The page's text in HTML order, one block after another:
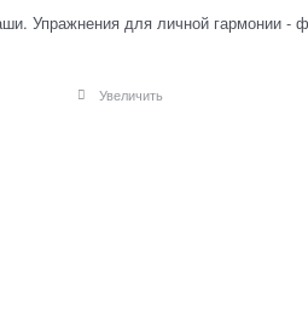
Увеличить